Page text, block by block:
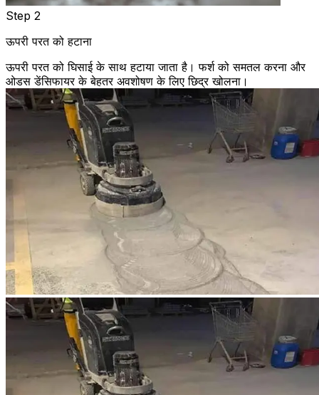
Step 2
ऊपरी परत को हटाना
ऊपरी परत को घिसाई के साथ हटाया जाता है। फर्श को समतल करना और
ओडस डेंसिफायर के बेहतर अवशोषण के लिए छिद्र खोलना।